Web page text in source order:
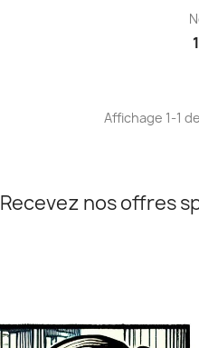
Affichage 1-1
Recevez nos offres